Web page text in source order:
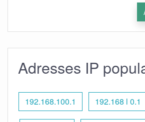
Adresses IP
192.168.100.1 192.168 l 0.1